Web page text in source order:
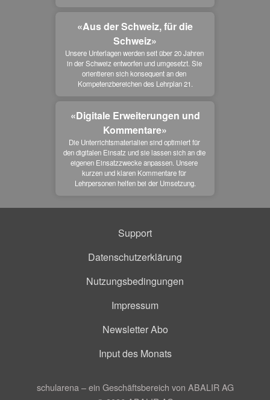
«Aus der Schweiz, für die
Schweiz»
Unsere Unterlagen werden seit über 20 Jahren
in der Schweiz entworfen und umgesetzt. Sie
orientieren sich konsequent an den
Kompetenzbereichen des Lehrplan 21.
«Digitale Erweiterungen und
Kommentare»
Die Unterrichtsmaterialien sind optimiert für
den digitalen Einsatz und sie lassen sich an die
eigenen Einsatzzwecke anpassen. Unsere
kurzen und klaren Kommentare für
Lehrpersonen helfen bei der Umsetzung.
Support
Datenschutzerklärung
Nutzungsbedingungen
Impressum
Newsletter Abo
Input des Monats
schularena – ein Geschäftsbereich von ABALIR AG